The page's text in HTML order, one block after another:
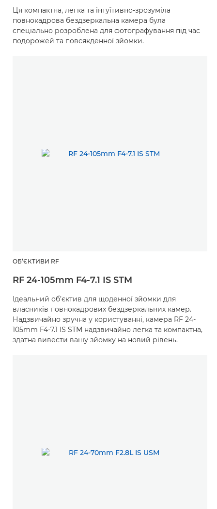
Ця компактна, легка та інтуїтивно-зрозуміла
повнокадрова бездзеркальна камера була
спеціально розроблена для фотографування під час
подорожей та повсякденної зйомки.
ОБ’ЄКТИВИ RF
RF 24-105mm F4-7.1 IS STM
Ідеальний об’єктив для щоденної зйомки для
власників повнокадрових бездзеркальних камер.
Надзвичайно зручна у користуванні, камера RF 24-
105mm F4-7.1 IS STM надзвичайно легка та компактна,
здатна вивести вашу зйомку на новий рівень.